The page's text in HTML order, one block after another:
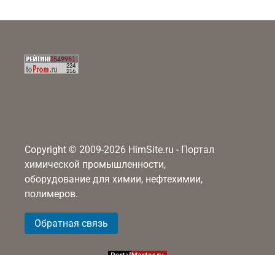
Copyright © 2009-2026 HimSite.ru - Портал
химической промышленности,
оборудование для химии, нефтехимии,
полимеров.
Обратная связь